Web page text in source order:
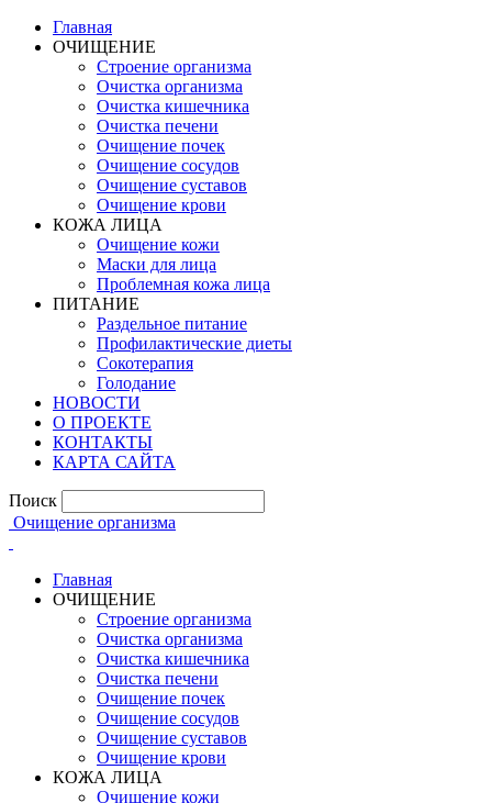
Главная
ОЧИЩЕНИЕ
Строение организма
Очистка организма
Очистка кишечника
Очистка печени
Очищение почек
Очищение сосудов
Очищение суставов
Очищение крови
КОЖА ЛИЦА
Очищение кожи
Маски для лица
Проблемная кожа лица
ПИТАНИЕ
Раздельное питание
Профилактические диеты
Сокотерапия
Голодание
НОВОСТИ
О ПРОЕКТЕ
КОНТАКТЫ
КАРТА САЙТА
Поиск
Очищение организма
Главная
ОЧИЩЕНИЕ
Строение организма
Очистка организма
Очистка кишечника
Очистка печени
Очищение почек
Очищение сосудов
Очищение суставов
Очищение крови
КОЖА ЛИЦА
Очищение кожи